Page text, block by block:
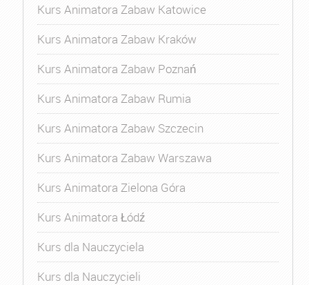
Kurs Animatora Zabaw Katowice
Kurs Animatora Zabaw Kraków
Kurs Animatora Zabaw Poznań
Kurs Animatora Zabaw Rumia
Kurs Animatora Zabaw Szczecin
Kurs Animatora Zabaw Warszawa
Kurs Animatora Zielona Góra
Kurs Animatora Łódź
Kurs dla Nauczyciela
Kurs dla Nauczycieli